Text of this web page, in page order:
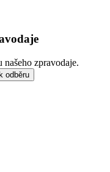
zpravodaje.
odběru